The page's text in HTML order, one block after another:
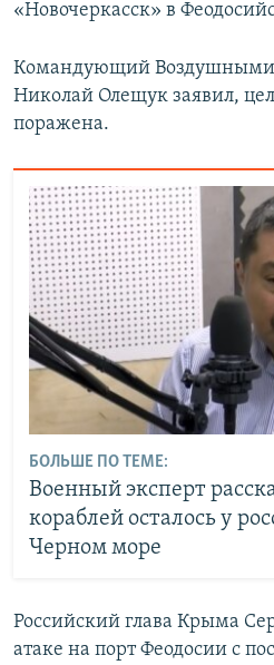
«Новочеркасск» в
Командующий
Николай Олещук заявил,
поражена.
БОЛЬШЕ ПО ТЕМЕ:
Военный эксперт
кораблей осталось у
Черном море
Российский глава Крыма
атаке на порт Феодосии с